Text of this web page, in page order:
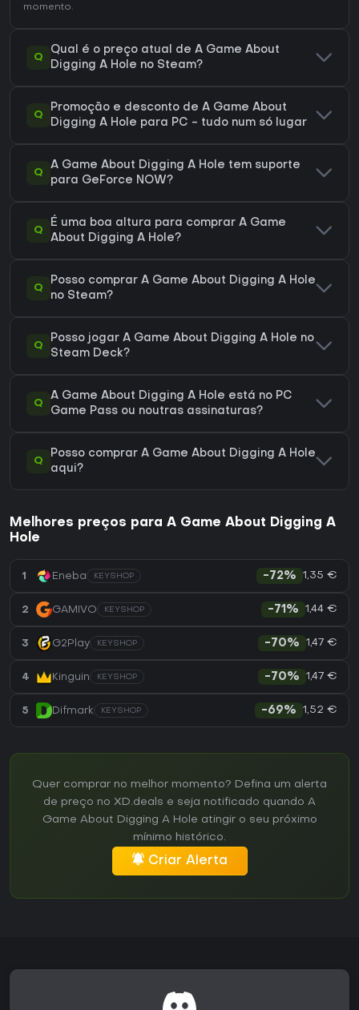
momento.
Q
Qual é o preço atual de A Game About
Digging A Hole no Steam?
Q
Promoção e desconto de A Game About
Digging A Hole para PC - tudo num só lugar
Q
A Game About Digging A Hole tem suporte
para GeForce NOW?
Q
É uma boa altura para comprar A Game
About Digging A Hole?
Q
Posso comprar A Game About Digging A Hole
no Steam?
Q
Posso jogar A Game About Digging A Hole no
Steam Deck?
Q
A Game About Digging A Hole está no PC
Game Pass ou noutras assinaturas?
Q
Posso comprar A Game About Digging A Hole
aqui?
Melhores preços para A Game About Digging A
Hole
1 Eneba KEYSHOP -72% 1,35 €
2 GAMIVO KEYSHOP -71% 1,44 €
3 G2Play KEYSHOP -70% 1,47 €
4 Kinguin KEYSHOP -70% 1,47 €
5 Difmark KEYSHOP -69% 1,52 €
Quer comprar no melhor momento? Defina um alerta
de preço no XD.deals e seja notificado quando A
Game About Digging A Hole atingir o seu próximo
mínimo histórico.
Criar Alerta